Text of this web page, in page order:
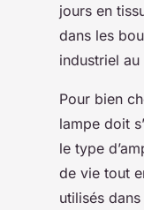
jours en
dans les
industriel
Pour bien
lampe doit
le type
de vie tout
utilisés